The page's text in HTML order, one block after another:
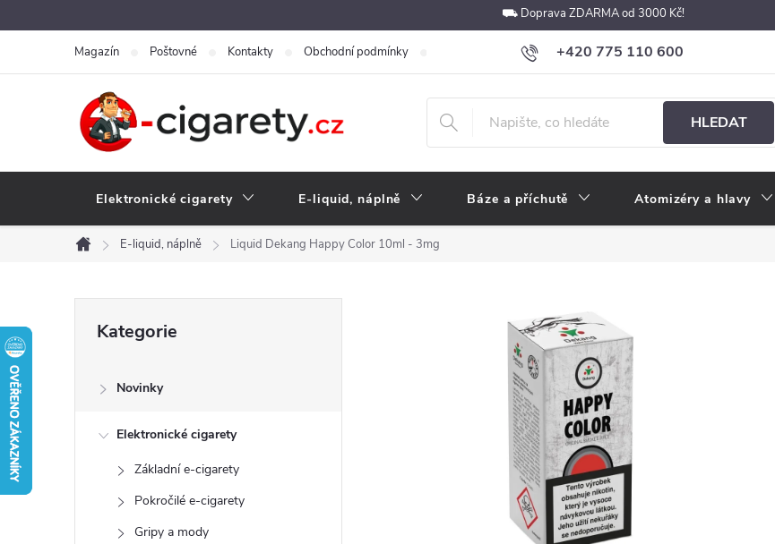
na
⛟ Doprava ZDARMA od 3000 Kč!
+420 775 110 600
obchod@e-cigarety.cz
Magazín Poštovné Kontakty Obchodní podmínky Podmínky ochrany osobních údajů Velkoobchod
HLEDAT
Elektronické cigarety E-liquid, náplně Báze a příchutě Atomizéry a hlavy
Domů
E-liquid, náplně Liquid Dekang Happy Color 10ml - 3mg
kategorie
Kategorie
Novinky
Elektronické cigarety
Základní e-cigarety
Pokročilé e-cigarety
Gripy a mody